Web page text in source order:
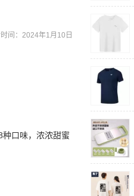
时间：2024年1月10日
口味，浓浓甜蜜